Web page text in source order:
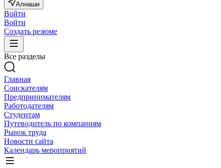
Алнаши
Войти
Войти
Создать резюме
Все разделы
Главная
Соискателям
Предпринимателям
Работодателям
Студентам
Путеводитель по компаниям
Рынок труда
Новости сайта
Календарь мероприятий